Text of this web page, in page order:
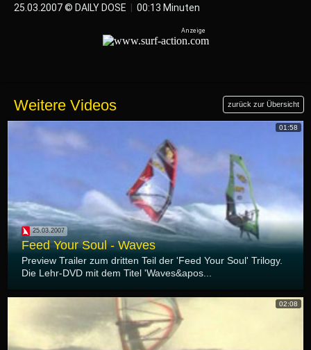
25.03.2007 © DAILY DOSE 00:13 Minuten
Weitere Videos zurück zur Übersicht
01:58
25.03.2007
Feed Your Soul - Waves
Preview Trailer zum dritten Teil der 'Feed Your Soul' Trilogy.
Die Lehr-DVD mit dem Titel 'Waves&apos...
02:08